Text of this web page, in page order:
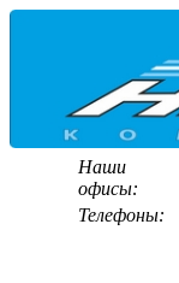
Наши
офисы:
Телефоны: